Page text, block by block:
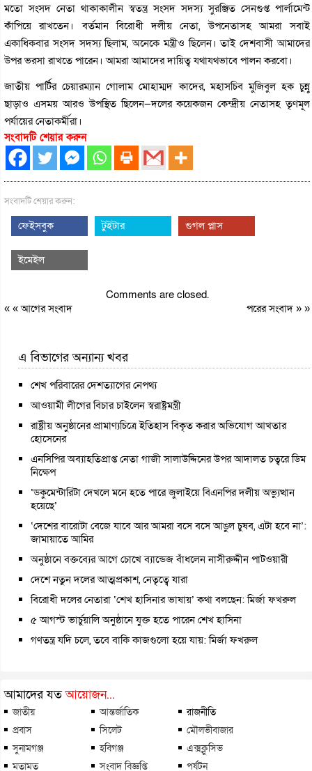
মতো সংসদ নেতা থাকাকালীন স্বতন্ত্র সংসদ সদস্য সুরঞ্জিত সেনগুপ্ত পার্লামেন্ট
কাঁপিয়ে রাখতেন। বর্তমান বিরোধী দলীয় নেতা, উপনেতাসহ আমরা সবাই
একাধিকবার সংসদ সদস্য ছিলাম, অনেকে মন্ত্রীও ছিলেন। তাই দেশবাসী আমাদের
উপর ভরসা রাখতে পারেন। আমরা আমাদের দায়িত্ব যথাযথভাবে পালন করবো।
জাতীয় পার্টির চেয়ারম্যান গোলাম মোহাম্মদ কাদের, মহাসচিব মুজিবুল হক চুন্নু
ছাড়াও এসময় আরও উপস্থিত ছিলেন—দলের কয়েকজন কেন্দ্রীয় নেতাসহ তৃণমূল
পর্যায়ের নেতাকর্মীরা।
সংবাদটি শেয়ার করুন
সংবাদটি শেয়ার করুন:
ফেইসবুক টুইটার গুগল প্লাস
ইমেইল
Comments are closed.
« «আগের সংবাদ পরের সংবাদ» »
এ বিভাগের অন্যান্য খবর
শেখ পরিবারের দেশত্যাগের নেপথ্য
আওয়ামী লীগের বিচার চাইলেন স্বরাষ্ট্রমন্ত্রী
রাষ্ট্রীয় অনুষ্ঠানের প্রামাণ্যচিত্রে ইতিহাস বিকৃত করার অভিযোগ আখতার
হোসেনের
এনসিপির অব্যাহতিপ্রাপ্ত নেতা গাজী সালাউদ্দিনের উপর আদালত চত্বরে ডিম
নিক্ষেপ
‘ডকুমেন্টারিটা দেখলে মনে হতে পারে জুলাইয়ে বিএনপির দলীয় অভ্যুত্থান
হয়েছে’
‘দেশের বারোটা বেজে যাবে আর আমরা বসে বসে আঙুল চুষব, এটা হবে না’:
জামায়াতে আমির
অনুষ্ঠানে বক্তব্যের আগে চোখে ব্যান্ডেজ বাঁধলেন নাসীরুদ্দীন পাটওয়ারী
দেশে নতুন দলের আত্মপ্রকাশ, নেতৃত্বে যারা
বিরোধী দলের নেতারা ‘শেখ হাসিনার ভাষায়’ কথা বলছেন: মির্জা ফখরুল
৫ আগস্ট ভার্চুয়ালি অনুষ্ঠানে যুক্ত হতে পারেন শেখ হাসিনা
গণতন্ত্র যদি চলে, তবে বাকি কাজগুলো হয়ে যায়: মির্জা ফখরুল
আমাদের যতআয়োজন...
জাতীয় আন্তর্জাতিক
রাজনীতি
প্রবাস
সিলেট
মৌলভীবাজার
সুনামগঞ্জ
হবিগঞ্জ
এক্সক্লুসিভ
মতামত
সংবাদ বিজ্ঞপ্তি পর্যটন